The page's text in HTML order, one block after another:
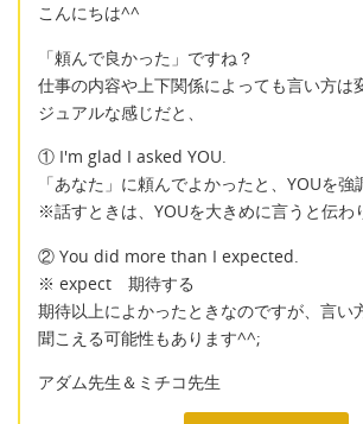
こんにちは^^
「頼んで良かった」ですね？
仕事の内容や上下関係によっても言い方は
ジュアルな感じだと、
① I'm glad I asked YOU.
「あなた」に頼んでよかったと、YOUを強
※話すときは、YOUを大きめに言うと伝わ
② You did more than I expected.
※ expect 期待する
期待以上によかったときなのですが、言い
聞こえる可能性もあります^^;
アダム先生＆ミチコ先生